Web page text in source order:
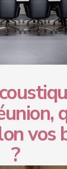
vos
?